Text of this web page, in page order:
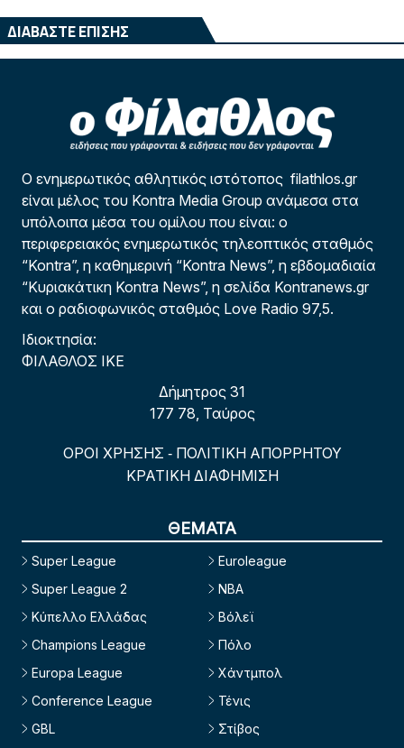
ΔΙΑΒΑΣΤΕ ΕΠΙΣΗΣ
Ο ενημερωτικός αθλητικός ιστότοπος filathlos.gr
είναι μέλος του Kontra Media Group ανάμεσα στα
υπόλοιπα μέσα του ομίλου που είναι: ο
περιφερειακός ενημερωτικός τηλεοπτικός σταθμός
“Kontra”, η καθημερινή “Kontra News”, η εβδομαδιαία
“Κυριακάτικη Kontra News”, η σελίδα Kontranews.gr
και ο ραδιοφωνικός σταθμός Love Radio 97,5.
Ιδιοκτησία:
ΦΙΛΑΘΛΟΣ ΙΚΕ
Δήμητρος 31
177 78, Ταύρος
ΟΡΟΙ ΧΡΗΣΗΣ - ΠΟΛΙΤΙΚΗ ΑΠΟΡΡΗΤΟΥ
ΚΡΑΤΙΚΗ ΔΙΑΦΗΜΙΣΗ
ΘΕΜΑΤΑ
Super League
Super League 2
Κύπελλο Ελλάδας
Champions League
Europa League
Conference League
GBL
Euroleague
NBA
Βόλεϊ
Πόλο
Χάντμπολ
Τένις
Στίβος